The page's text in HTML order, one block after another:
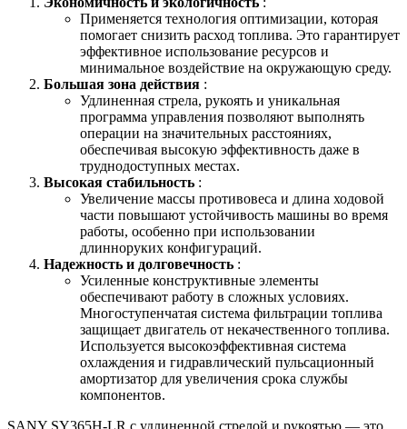
Применяется технология оптимизации, которая
помогает снизить расход топлива. Это гарантирует
эффективное использование ресурсов и
минимальное воздействие на окружающую среду.
Большая зона действия :
Удлиненная стрела, рукоять и уникальная
программа управления позволяют выполнять
операции на значительных расстояниях,
обеспечивая высокую эффективность даже в
труднодоступных местах.
Высокая стабильность :
Увеличение массы противовеса и длина ходовой
части повышают устойчивость машины во время
работы, особенно при использовании
длинноруких конфигураций.
Надежность и долговечность :
Усиленные конструктивные элементы
обеспечивают работу в сложных условиях.
Многоступенчатая система фильтрации топлива
защищает двигатель от некачественного топлива.
Используется высокоэффективная система
охлаждения и гидравлический пульсационный
амортизатор для увеличения срока службы
компонентов.
SANY SY365H-LR с удлиненной стрелой и рукоятью — это